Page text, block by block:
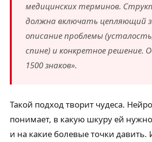
медицинских терминов.
должна включать цепляющий
описание проблемы
спине) и конкретное решение.
1500 знаков».
Такой подход творит чудеса.
понимает, в какую шкуру ей
и на какие болевые точки